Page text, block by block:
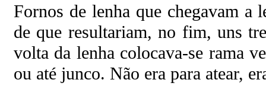
Fornos de lenha que chegavam a
de que resultariam, no fim, uns
volta da lenha colocava-se rama
ou até junco. Não era para atear,